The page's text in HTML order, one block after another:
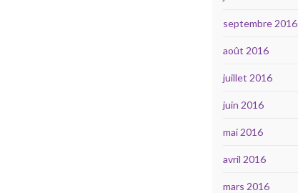
septembre 2016
août 2016
juillet 2016
juin 2016
mai 2016
avril 2016
mars 2016